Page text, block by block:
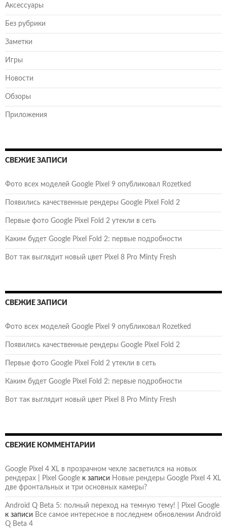
Аксессуары
Без рубрики
Заметки
Игры
Новости
Обзоры
Приложения
СВЕЖИЕ ЗАПИСИ
Фото всех моделей Google Pixel 9 опубликовал Rozetked
Появились качественные рендеры Google Pixel Fold 2
Первые фото Google Pixel Fold 2 утекли в сеть
Каким будет Google Pixel Fold 2: первые подробности
Вот так выглядит новый цвет Pixel 8 Pro Minty Fresh
СВЕЖИЕ ЗАПИСИ
Фото всех моделей Google Pixel 9 опубликовал Rozetked
Появились качественные рендеры Google Pixel Fold 2
Первые фото Google Pixel Fold 2 утекли в сеть
Каким будет Google Pixel Fold 2: первые подробности
Вот так выглядит новый цвет Pixel 8 Pro Minty Fresh
СВЕЖИЕ КОММЕНТАРИИ
Google Pixel 4 XL в прозрачном чехле засветился на новых
рендерах | Pixel Google к записи Новые рендеры Google Pixel 4 XL
две фронтальных и три основных камеры?
Android Q Beta 5: полный переход на темную тему! | Pixel Google
к записи Все самое интересное в последнем обновлении Android
Q Beta 4